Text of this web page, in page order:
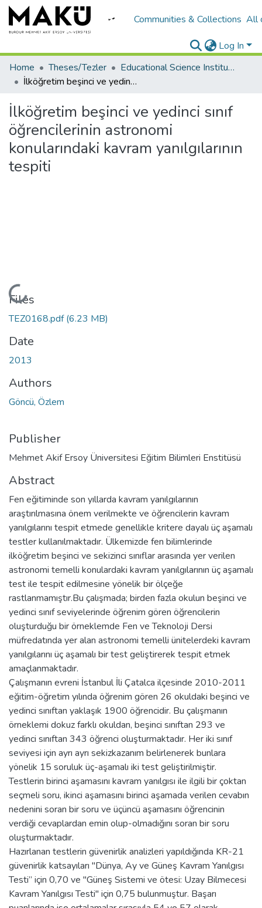
Communities & Collections All
Log In
Home
Theses/Tezler
Educational Science Institute/Eğitim Bilimleri Enstitüsü
İlköğretim beşinci ve yedinci sınıf öğrencilerinin astronomi konularındaki kavram yanılgılarının tespiti
İlköğretim beşinci ve yedinci sınıf
öğrencilerinin astronomi
konularındaki kavram yanılgılarının
tespiti
Loading...
Files
TEZ0168.pdf(6.23 MB)
Date
2013
Authors
Göncü, Özlem
Publisher
Mehmet Akif Ersoy Üniversitesi Eğitim Bilimleri Enstitüsü
Abstract
Fen eğitiminde son yıllarda kavram yanılgılarının
araştırılmasına önem verilmekte ve öğrencilerin kavram
yanılgılarını tespit etmede genellikle kritere dayalı üç aşamalı
testler kullanılmaktadır. Ülkemizde fen bilimlerinde
ilköğretim beşinci ve sekizinci sınıflar arasında yer verilen
astronomi temelli konulardaki kavram yanılgılarının üç aşamalı
test ile tespit edilmesine yönelik bir ölçeğe
rastlanmamıştır.Bu çalışmada; birden fazla okulun beşinci ve
yedinci sınıf seviyelerinde öğrenim gören öğrencilerin
oluşturduğu bir örneklemde Fen ve Teknoloji Dersi
müfredatında yer alan astronomi temelli ünitelerdeki kavram
yanılgılarını üç aşamalı bir test geliştirerek tespit etmek
amaçlanmaktadır.
Çalışmanın evreni İstanbul İli Çatalca ilçesinde 2010-2011
eğitim-öğretim yılında öğrenim gören 26 okuldaki beşinci ve
yedinci sınıftan yaklaşık 1900 öğrencidir. Bu çalışmanın
örneklemi dokuz farklı okuldan, beşinci sınıftan 293 ve
yedinci sınıftan 343 öğrenci oluşturmaktadır. Her iki sınıf
seviyesi için ayrı ayrı sekizkazanım belirlenerek bunlara
yönelik 15 soruluk üç-aşamalı iki test geliştirilmiştir.
Testlerin birinci aşamasını kavram yanılgısı ile ilgili bir çoktan
seçmeli soru, ikinci aşamasını birinci aşamada verilen cevabın
nedenini soran bir soru ve üçüncü aşamasını öğrencinin
verdiği cevaplardan emin olup-olmadığını soran bir soru
oluşturmaktadır.
Hazırlanan testlerin güvenirlik analizleri yapıldığında KR-21
güvenirlik katsayıları "Dünya, Ay ve Güneş Kavram Yanılgısı
Testi” için 0,70 ve "Güneş Sistemi ve ötesi: Uzay Bilmecesi
Kavram Yanılgısı Testi" için 0,75 bulunmuştur. Başarı